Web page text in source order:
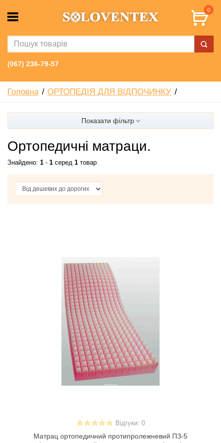
0
(067) 236-79-57
Головна ОРТОПЕДІЯ ДЛЯ ВІДПОЧИНКУ
Показати фільтр
Ортопедичні матраци.
Знайдено: 1 - 1 серед 1 товар
Відгуки: 0
Матрац ортопедичний протипролежневий ПЗ-5